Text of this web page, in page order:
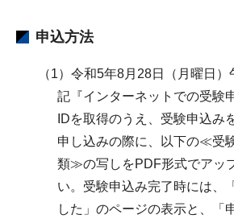
申込方法
（1）令和5年8月28日（月曜日
記『インターネットでの受験
IDを取得のうえ、受験申込み
申し込みの際に、以下の≪受
類≫の写しをPDF形式でアッ
い。受験申込み完了時には、
した」のページの表示と、「